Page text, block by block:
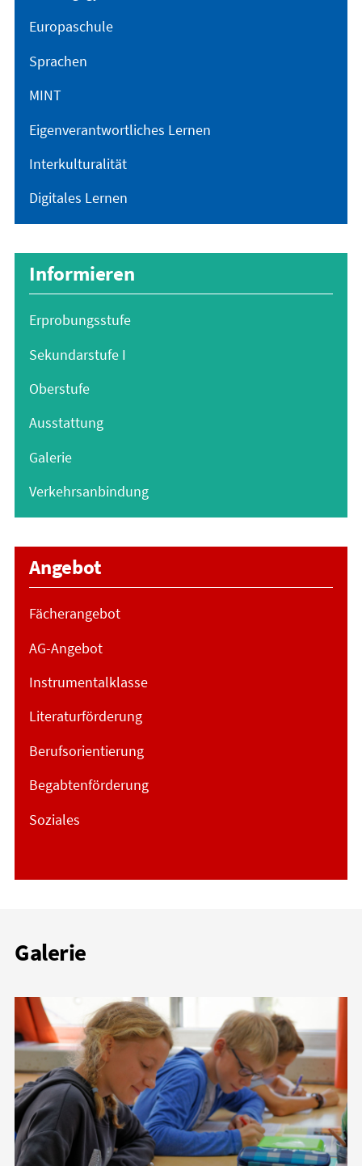
Europaschule
Sprachen
MINT
Eigenverantwortliches Lernen
Interkulturalität
Digitales Lernen
Informieren
Erprobungsstufe
Sekundarstufe I
Oberstufe
Ausstattung
Galerie
Verkehrsanbindung
Angebot
Fächerangebot
AG-Angebot
Instrumentalklasse
Literaturförderung
Berufsorientierung
Begabtenförderung
Soziales
Galerie